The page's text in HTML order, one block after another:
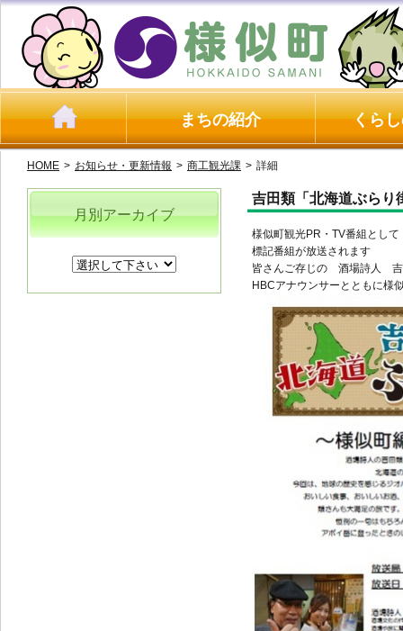
まちの紹介 くら
HOME > お知らせ・更新情報 > 商工観光課 > 詳細
吉田類「北海道ぶらり
様似町観光PR・TV番組として
標記番組が放送されます
皆さんご存じの 酒場詩人
HBCアナウンサーとともに様
月別アーカイブ